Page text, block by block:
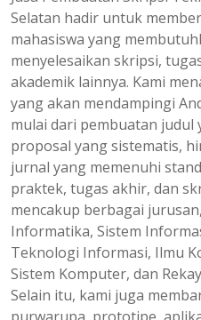
Selatan hadir untuk
mahasiswa yang
menyelesaikan skripsi,
akademik lainnya. Kami
yang akan mendampingi
mulai dari pembuatan judul
proposal yang sistematis,
jurnal yang memenuhi
praktek, tugas akhir, dan
mencakup berbagai
Informatika, Sistem
Teknologi Informasi, Ilmu
Sistem Komputer, dan
Selain itu, kami juga